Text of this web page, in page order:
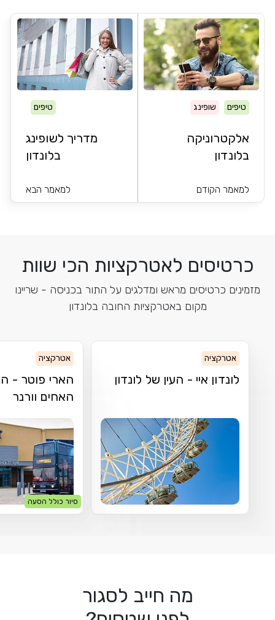
טיפים שופינג
אלקטרוניקה
בלונדון
למאמר הקודם
טיפים
מדריך לשופינג
בלונדון
למאמר הבא
כרטיסים לאטרקציות הכי שוות
מזמינים כרטיסים מראש ומדלגים על התור בכניסה - שריינו
מקום באטרקציות החובה בלונדון
אטרקציה
לונדון איי - העין של לונדון
אטרקציה
הארי פוטר -
האחים וורנר
סיור כולל הסעה
מה חייב לסגור